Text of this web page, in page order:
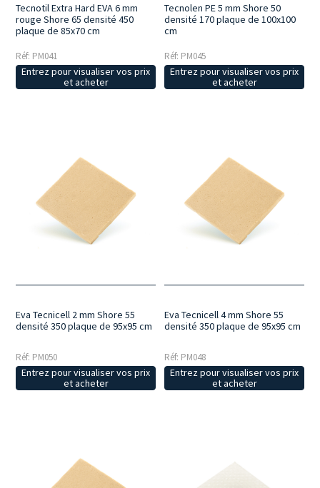
Tecnotil Extra Hard EVA 6 mm
rouge Shore 65 densité 450
plaque de 85x70 cm
Réf: PM041
Entrez pour visualiser vos prix
et acheter
Tecnolen PE 5 mm Shore 50
densité 170 plaque de 100x100
cm
Réf: PM045
Entrez pour visualiser vos prix
et acheter
Eva Tecnicell 2 mm Shore 55
densité 350 plaque de 95x95 cm
Réf: PM050
Entrez pour visualiser vos prix
et acheter
Eva Tecnicell 4 mm Shore 55
densité 350 plaque de 95x95 cm
Réf: PM048
Entrez pour visualiser vos prix
et acheter